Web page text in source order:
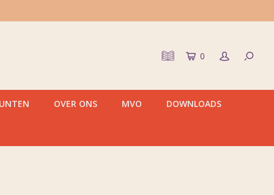
0
OVER ONS MVO DOWNLOADS